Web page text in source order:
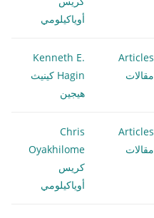
أوياكيلومي
Articles
مقالات
Kenneth E.
Hagin كينيث
هيجين
Articles
مقالات
Chris
Oyakhilome
كريس
أوياكيلومي